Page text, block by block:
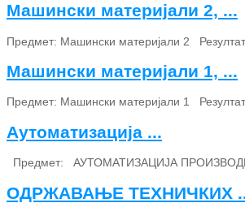
Машински материјали 2, ...
Предмет: Машински материјали 2
Машински материјали 1, ...
Предмет: Машински материјали 1
Аутоматизација ...
Предмет: АУТОМАТИЗАЦИЈА
ОДРЖАВАЊЕ ТЕХНИЧКИХ